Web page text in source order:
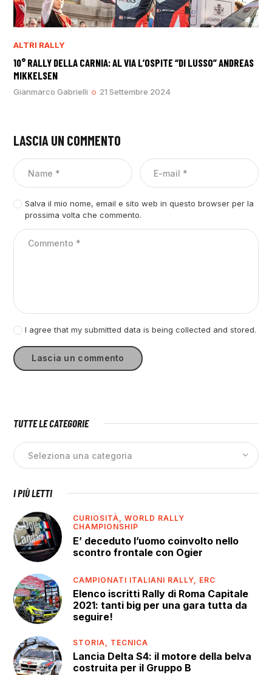
ALTRI RALLY
10° RALLY DELLA CARNIA: AL VIA L’OSPITE “DI LUSSO” ANDREAS
MIKKELSEN
Gianmarco Gabrielli 21 Settembre 2024
LASCIA UN COMMENTO
Salva il mio nome, email e sito web in questo browser per la
prossima volta che commento.
I agree that my submitted data is being collected and stored.
TUTTE LE CATEGORIE
I PIÙ LETTI
CURIOSITÀ,WORLD RALLY
CHAMPIONSHIP
E’ deceduto l’uomo coinvolto nello
scontro frontale con Ogier
CAMPIONATI ITALIANI RALLY, ERC
Elenco iscritti Rally di Roma Capitale
2021: tanti big per una gara tutta da
seguire!
STORIA, TECNICA
Lancia Delta S4: il motore della belva
costruita per il Gruppo B